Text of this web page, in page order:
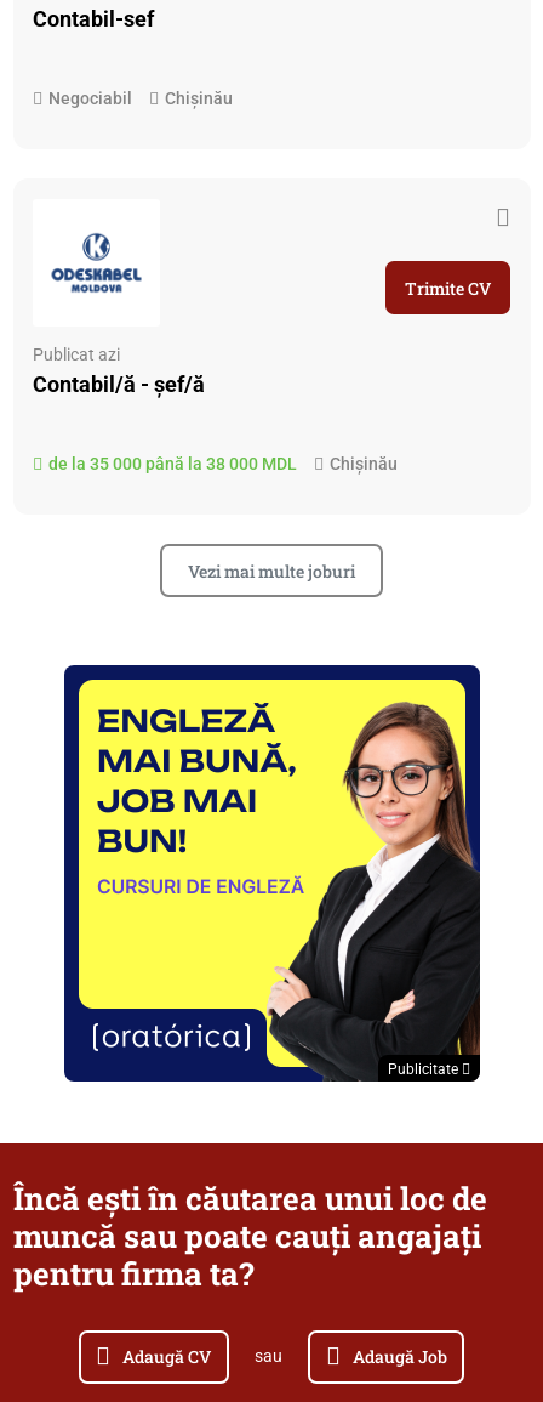
Contabil-sef
Negociabil Chișinău
Publicat azi
Contabil/ă - șef/ă
de la 35 000 până la 38 000 MDL Chișinău
Trimite CV
Vezi mai multe joburi
Publicitate
Încă ești în căutarea unui loc de
muncă sau poate cauți angajați
pentru firma ta?
Adaugă CV sau Adaugă Job